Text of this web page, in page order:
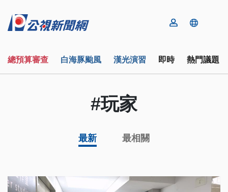
總預算審查 白海豚颱風 漢光演習 即時 熱門議題
#玩家
最新 最相關